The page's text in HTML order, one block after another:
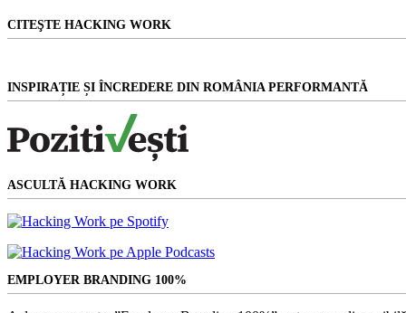
CITEŞTE HACKING WORK
INSPIRAȚIE ȘI ÎNCREDERE DIN ROMÂNIA PERFORMANTĂ
ASCULTĂ HACKING WORK
EMPLOYER BRANDING 100%